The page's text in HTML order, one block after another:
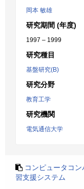
岡本 敏雄
研究期間 (年度)
1997 – 1999
研究種目
基盤研究(B)
研究分野
教育工学
研究機関
電気通信大学
コンピュータコ
習支援システム